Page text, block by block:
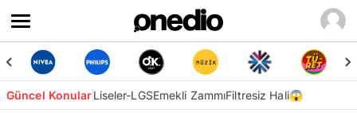
Güncel KonularLiseler-LGSEmekli ZammıFiltresiz Hali😱